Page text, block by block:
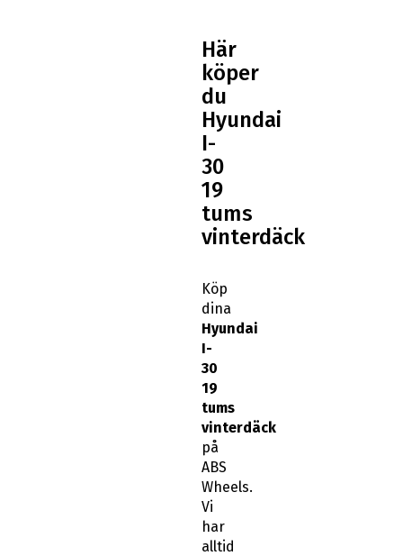
Här
köper
du
Hyundai
I-
30
19
tums
vinterdäck
Köp
dina
Hyundai
I-
30
19
tums
vinterdäck
på
ABS
Wheels.
Vi
har
alltid